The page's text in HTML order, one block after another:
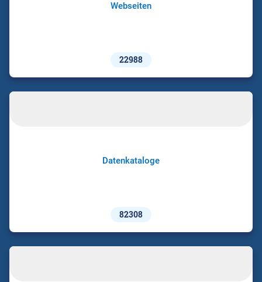
Webseiten
22988
Datenkataloge
82308